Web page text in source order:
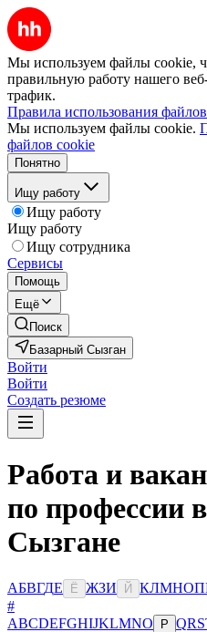
Мы используем файлы cookie,
правильную работу нашего
трафик.
Правила использования
Мы используем файлы cookie.
файлов cookie
Понятно
Ищу работу
Ищу работу
Ищу работу
Ищу сотрудника
Сервисы
Помощь
Ещё
Поиск
Базарный Сызган
Войти
Войти
Создать резюме
Работа и
по профессии
Сызгане
АБВГДЕ Ё ЖЗИ Й КЛМНОП
#
ABCDEFGHIJKLMNO P QRS